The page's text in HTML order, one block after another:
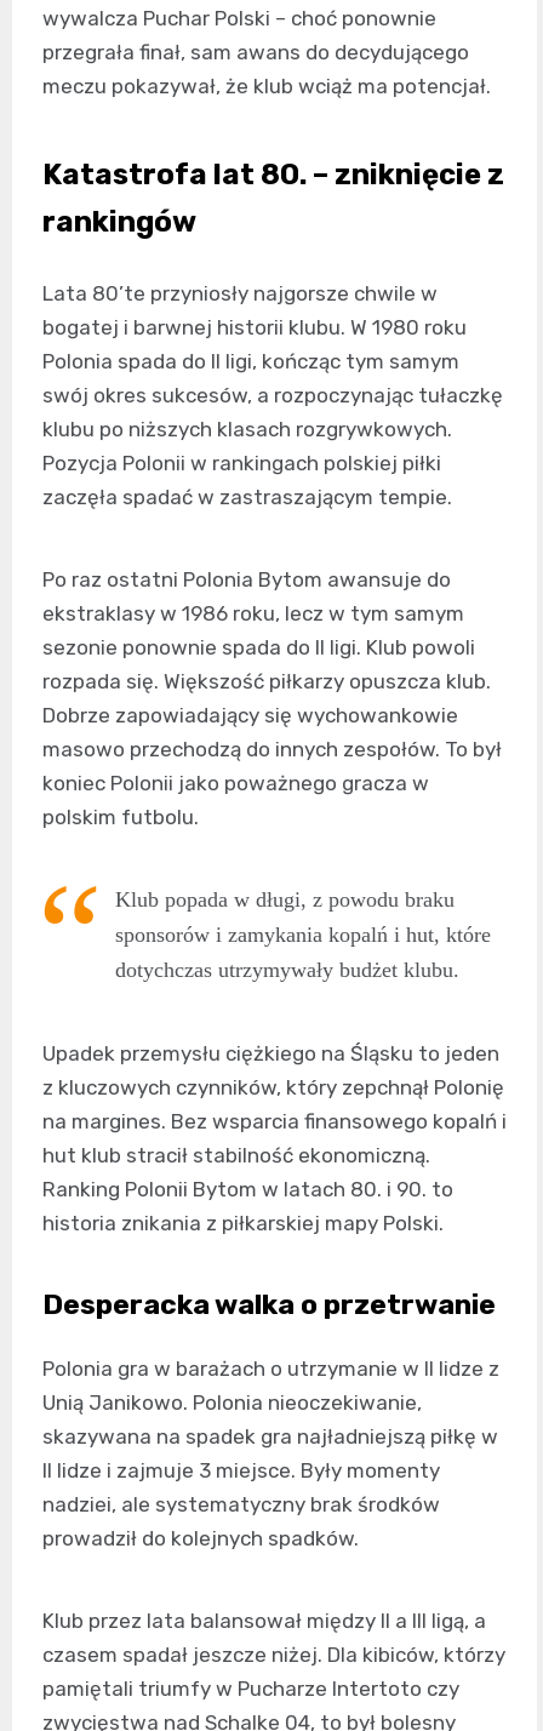
wywalcza Puchar Polski – choć ponownie
przegrała finał, sam awans do decydującego
meczu pokazywał, że klub wciąż ma potencjał.
Katastrofa lat 80. – zniknięcie z
rankingów
Lata 80’te przyniosły najgorsze chwile w
bogatej i barwnej historii klubu. W 1980 roku
Polonia spada do II ligi, kończąc tym samym
swój okres sukcesów, a rozpoczynając tułaczkę
klubu po niższych klasach rozgrywkowych.
Pozycja Polonii w rankingach polskiej piłki
zaczęła spadać w zastraszającym tempie.
Po raz ostatni Polonia Bytom awansuje do
ekstraklasy w 1986 roku, lecz w tym samym
sezonie ponownie spada do II ligi. Klub powoli
rozpada się. Większość piłkarzy opuszcza klub.
Dobrze zapowiadający się wychowankowie
masowo przechodzą do innych zespołów. To był
koniec Polonii jako poważnego gracza w
polskim futbolu.
Klub popada w długi, z powodu braku
sponsorów i zamykania kopalń i hut, które
dotychczas utrzymywały budżet klubu.
Upadek przemysłu ciężkiego na Śląsku to jeden
z kluczowych czynników, który zepchnął Polonię
na margines. Bez wsparcia finansowego kopalń i
hut klub stracił stabilność ekonomiczną.
Ranking Polonii Bytom w latach 80. i 90. to
historia znikania z piłkarskiej mapy Polski.
Desperacka walka o przetrwanie
Polonia gra w barażach o utrzymanie w II lidze z
Unią Janikowo. Polonia nieoczekiwanie,
skazywana na spadek gra najładniejszą piłkę w
II lidze i zajmuje 3 miejsce. Były momenty
nadziei, ale systematyczny brak środków
prowadził do kolejnych spadków.
Klub przez lata balansował między II a III ligą, a
czasem spadał jeszcze niżej. Dla kibiców, którzy
pamiętali triumfy w Pucharze Intertoto czy
zwycięstwa nad Schalke 04, to był bolesny